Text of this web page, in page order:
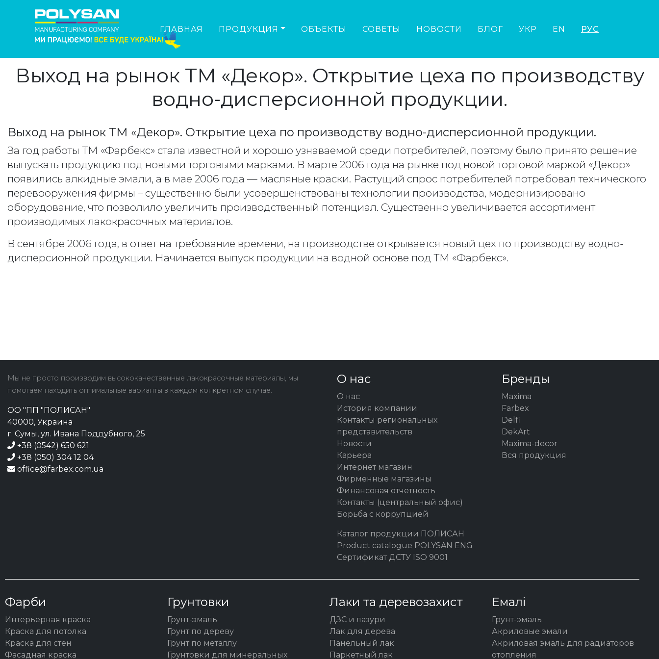
ГЛАВНАЯ ПРОДУКЦИЯ ОБЪЕКТЫ СОВЕТЫ НОВОСТИ БЛОГ УКР EN РУС
Выход на рынок ТМ «Декор». Открытие цеха по производству
водно-дисперсионной продукции.
Выход на рынок ТМ «Декор». Открытие цеха по производству водно-дисперсионной продукции.
За год работы ТМ «Фарбекс» стала известной и хорошо узнаваемой среди потребителей, поэтому было принято решение
выпускать продукцию под новыми торговыми марками. В марте 2006 года на рынке под новой торговой маркой «Декор»
появились алкидные эмали, а в мае 2006 года — масляные краски. Растущий спрос потребителей потребовал технического
перевооружения фирмы – существенно были усовершенствованы технологии производства, модернизировано
оборудование, что позволило увеличить производственный потенциал. Существенно увеличивается ассортимент
производимых лакокрасочных материалов.
В сентябре 2006 года, в ответ на требование времени, на производстве открывается новый цех по производству водно-
дисперсионной продукции. Начинается выпуск продукции на водной основе под ТМ «Фарбекc».
Мы не просто производим высококачественные лакокрасочные материалы, мы
помогаем находить оптимальные варианты в каждом конкретном случае.
ОО "ПП "ПОЛИСАН"
40000, Украина
г. Сумы, ул. Ивана Поддубного, 25
+38 (0542) 650 621
+38 (050) 304 12 04
office@farbex.com.ua
О нас
О нас
История компании
Контакты региональных
представительств
Новости
Карьера
Интернет магазин
Фирменные магазины
Финансовая отчетность
Контакты (центральный офис)
Борьба с коррупцией
Каталог продукции ПОЛИСАН
Product catalogue POLYSAN ENG
Сертификат ДСТУ ISO 9001
Бренды
Maxima
Farbex
Delfi
DekArt
Maxima-decor
Вся продукция
Фарби
Интерьерная краска
Краска для потолка
Краска для стен
Фасадная краска
Грунтовки
Грунт-эмаль
Грунт по дереву
Грунт по металлу
Грунтовки для минеральных
Лаки та деревозахист
ДЗС и лазури
Лак для дерева
Панельный лак
Паркетный лак
Емалі
Грунт-эмаль
Акриловые эмали
Акриловая эмаль для радиаторов
отопления